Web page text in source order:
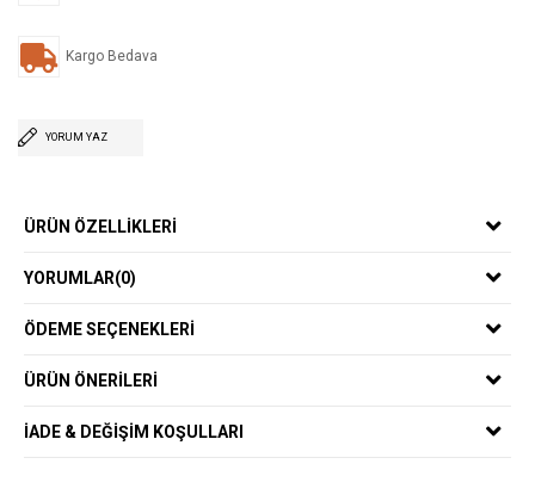
Kargo Bedava
YORUM YAZ
ÜRÜN ÖZELLIKLERI
YORUMLAR(0)
ÖDEME SEÇENEKLERI
ÜRÜN ÖNERILERI
İADE & DEĞIŞIM KOŞULLARI